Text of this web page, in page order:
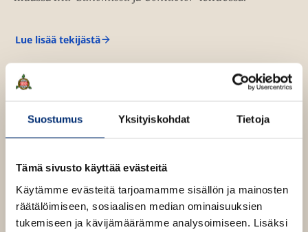
Suostumus Yksityiskohdat Tietoja
Tämä sivusto käyttää evästeitä
Käytämme evästeitä tarjoamamme sisällön ja mainosten
räätälöimiseen, sosiaalisen median ominaisuuksien
tukemiseen ja kävijämäärämme analysoimiseen. Lisäksi
Lue lisää tekijästä
K
t
N
i